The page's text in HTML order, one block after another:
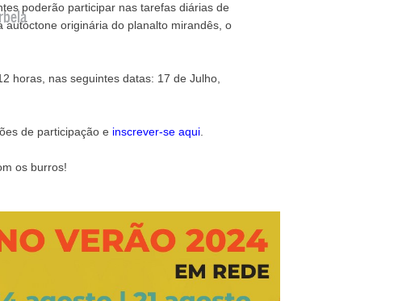
poderão participar nas tarefas diárias de
originária do planalto mirandês, o
horas, nas seguintes datas: 17 de Julho,
de participação e inscrever-se aqui
os burros!